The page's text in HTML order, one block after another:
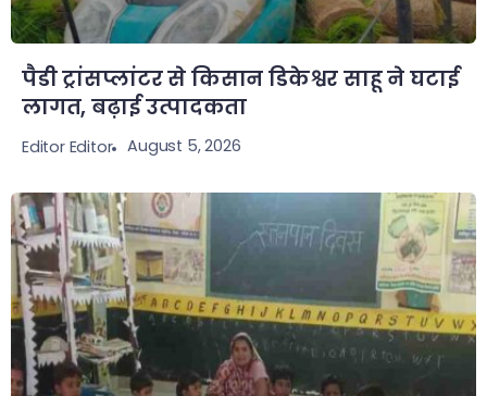
पैडी ट्रांसप्लांटर से किसान डिकेश्वर साहू ने घटाई
लागत, बढ़ाई उत्पादकता
Editor Editor August 5, 2026